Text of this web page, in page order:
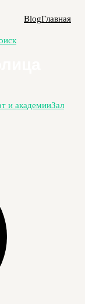
BlogГлавная
и академииЗал